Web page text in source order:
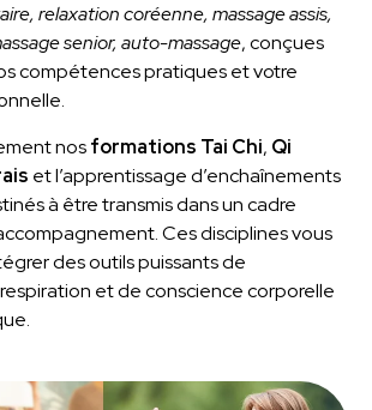
relaxation coréenne, massage assis,
senior, auto-massage, conçues
compétences pratiques et votre
nosformations Tai Chi, Qi
et l’apprentissage d’enchaînements
à être transmis dans un cadre
Ces disciplines vous
des outils puissants de
et de conscience corporelle